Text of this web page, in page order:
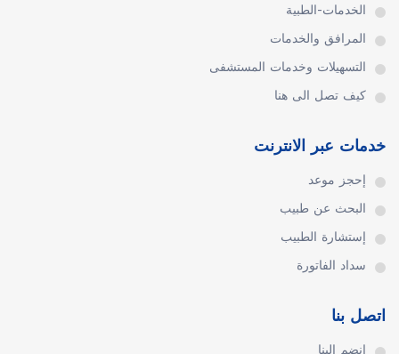
الخدمات-الطبية
المرافق والخدمات
التسهيلات وخدمات المستشفى
كيف تصل الى هنا
خدمات عبر الانترنت
إحجز موعد
البحث عن طبيب
إستشارة الطبيب
سداد الفاتورة
اتصل بنا
إنضم إلينا